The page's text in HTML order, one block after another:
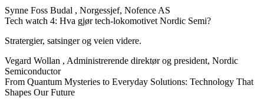
Synne Foss Budal , Norgessjef, Nofence AS
Tech watch 4: Hva gjør tech-lokomotivet Nordic Semi?
Stratergier, satsinger og veien videre.
Vegard Wollan , Administrerende direktør og president, Nordic
Semiconductor
From Quantum Mysteries to Everyday Solutions: Technology That
Shapes Our Future